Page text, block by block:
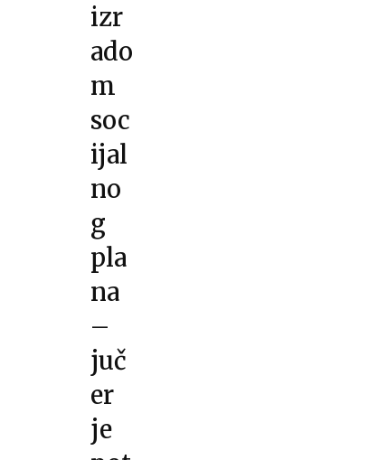
izr
ado
m
soc
ijal
no
g
pla
na
–
juč
er
je